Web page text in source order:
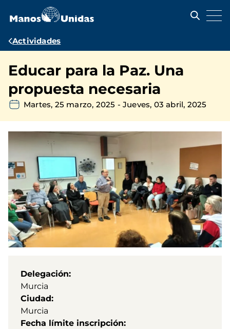
contenido
Ruta
navegación
Actividades
Educar para la Paz. Una
propuesta necesaria
Martes, 25 marzo, 2025 -Jueves, 03 abril, 2025
Delegación
Murcia
Ciudad
Murcia
Fecha límite inscripción